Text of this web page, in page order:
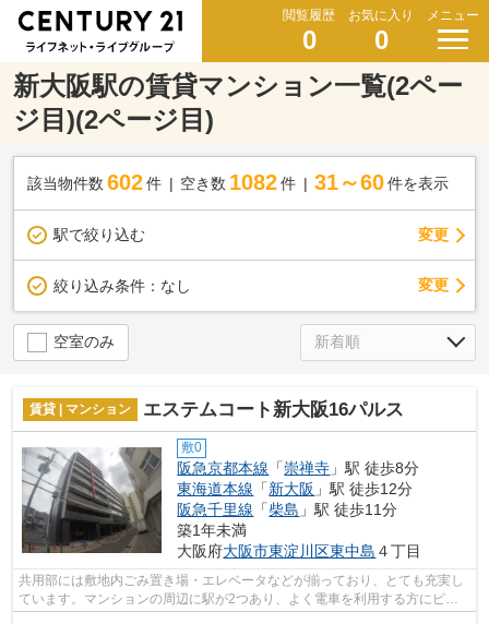
閲覧履歴
0
お気に入り
0
メニュー
新大阪駅の賃貸マンション一覧(2ペー
ジ目)(2ページ目)
該当物件数 602件 空き数 1082 件 31～60 件を表示
駅で絞り込む 変更
絞り込み条件： なし 変更
空室のみ
賃貸 | マンション エステムコート新大阪16パルス
敷0
阪急京都本線 「崇禅寺 」駅 徒歩8分
東海道本線 「新大阪 」駅 徒歩12分
阪急千里線 「柴島 」駅 徒歩11分
築1年未満
大阪府大阪市東淀川区東中島 ４丁目
共用部には敷地内ごみ置き場・エレベータなどが揃っており、とても充実し
ています。マンションの周辺に駅が2つあり、よく電車を利用する方にピッ